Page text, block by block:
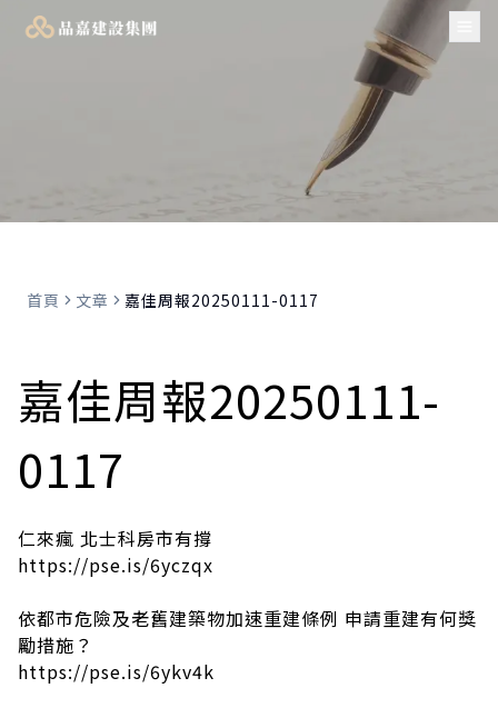
首頁 文章 嘉佳周報20250111-0117
嘉佳周報20250111-
0117
仁來瘋 北士科房市有撐
https://pse.is/6yczqx
依都市危險及老舊建築物加速重建條例 申請重建有何獎
勵措施？
https://pse.is/6ykv4k